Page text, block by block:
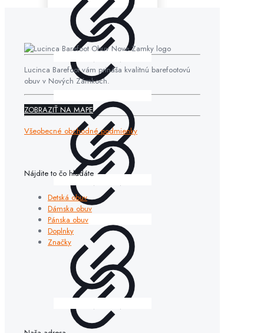
Lucinca Barefoot vám prináša kvalitnú barefootovú
obuv v Nových Zámkoch.
ZOBRAZIŤ NA MAPE
Všeobecné obchodné podmienky
Nájdite to čo hľadáte
Detská obuv
Dámska obuv
Pánska obuv
Doplnky
Značky